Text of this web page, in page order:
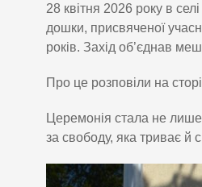
28 квітня 2026 року в
дошки, присвяченої
років. Захід об’єднав
Про це розповіли на
Церемонія стала не лише
за свободу, яка триває й